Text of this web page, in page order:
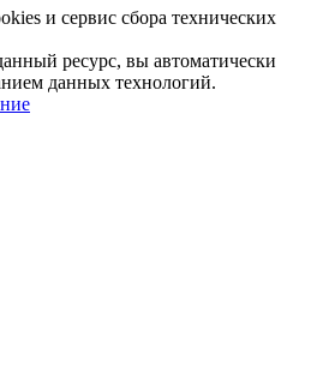
и сервис сбора технических
ресурс, вы автоматически
данных технологий.